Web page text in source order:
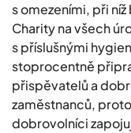
s omezeními, při
Charity na všech
s příslušnými
stoprocentně
přispěvatelů a
zaměstnanců,
dobrovolníci